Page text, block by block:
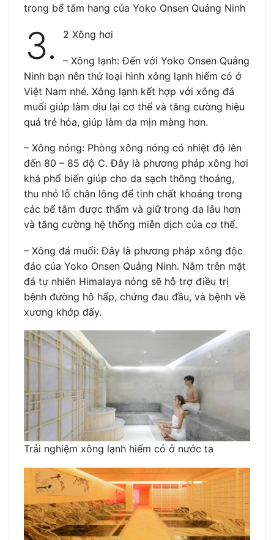
trong bể tắm hang của Yoko Onsen Quảng Ninh
3. 2 Xông hơi
– Xông lạnh: Đến với Yoko Onsen Quảng
Ninh bạn nên thử loại hình xông lạnh hiếm có ở
Việt Nam nhé. Xông lạnh kết hợp với xông đá
muối giúp làm dịu lại cơ thể và tăng cường hiệu
quả trẻ hóa, giúp làm da mịn màng hơn.
– Xông nóng: Phòng xông nóng có nhiệt độ lên
đến 80 – 85 độ C. Đây là phương pháp xông hơi
khá phổ biến giúp cho da sạch thông thoáng,
thu nhỏ lỗ chân lông để tinh chất khoáng trong
các bể tắm được thấm và giữ trong da lâu hơn
và tăng cường hệ thống miễn dịch của cơ thể.
– Xông đá muối: Đây là phương pháp xông độc
đáo của Yoko Onsen Quảng Ninh. Nằm trên mặt
đá tự nhiên Himalaya nóng sẽ hỗ trợ điều trị
bệnh đường hô hấp, chứng đau đầu, và bệnh về
xương khớp đấy.
Trải nghiệm xông lạnh hiếm có ở nước ta